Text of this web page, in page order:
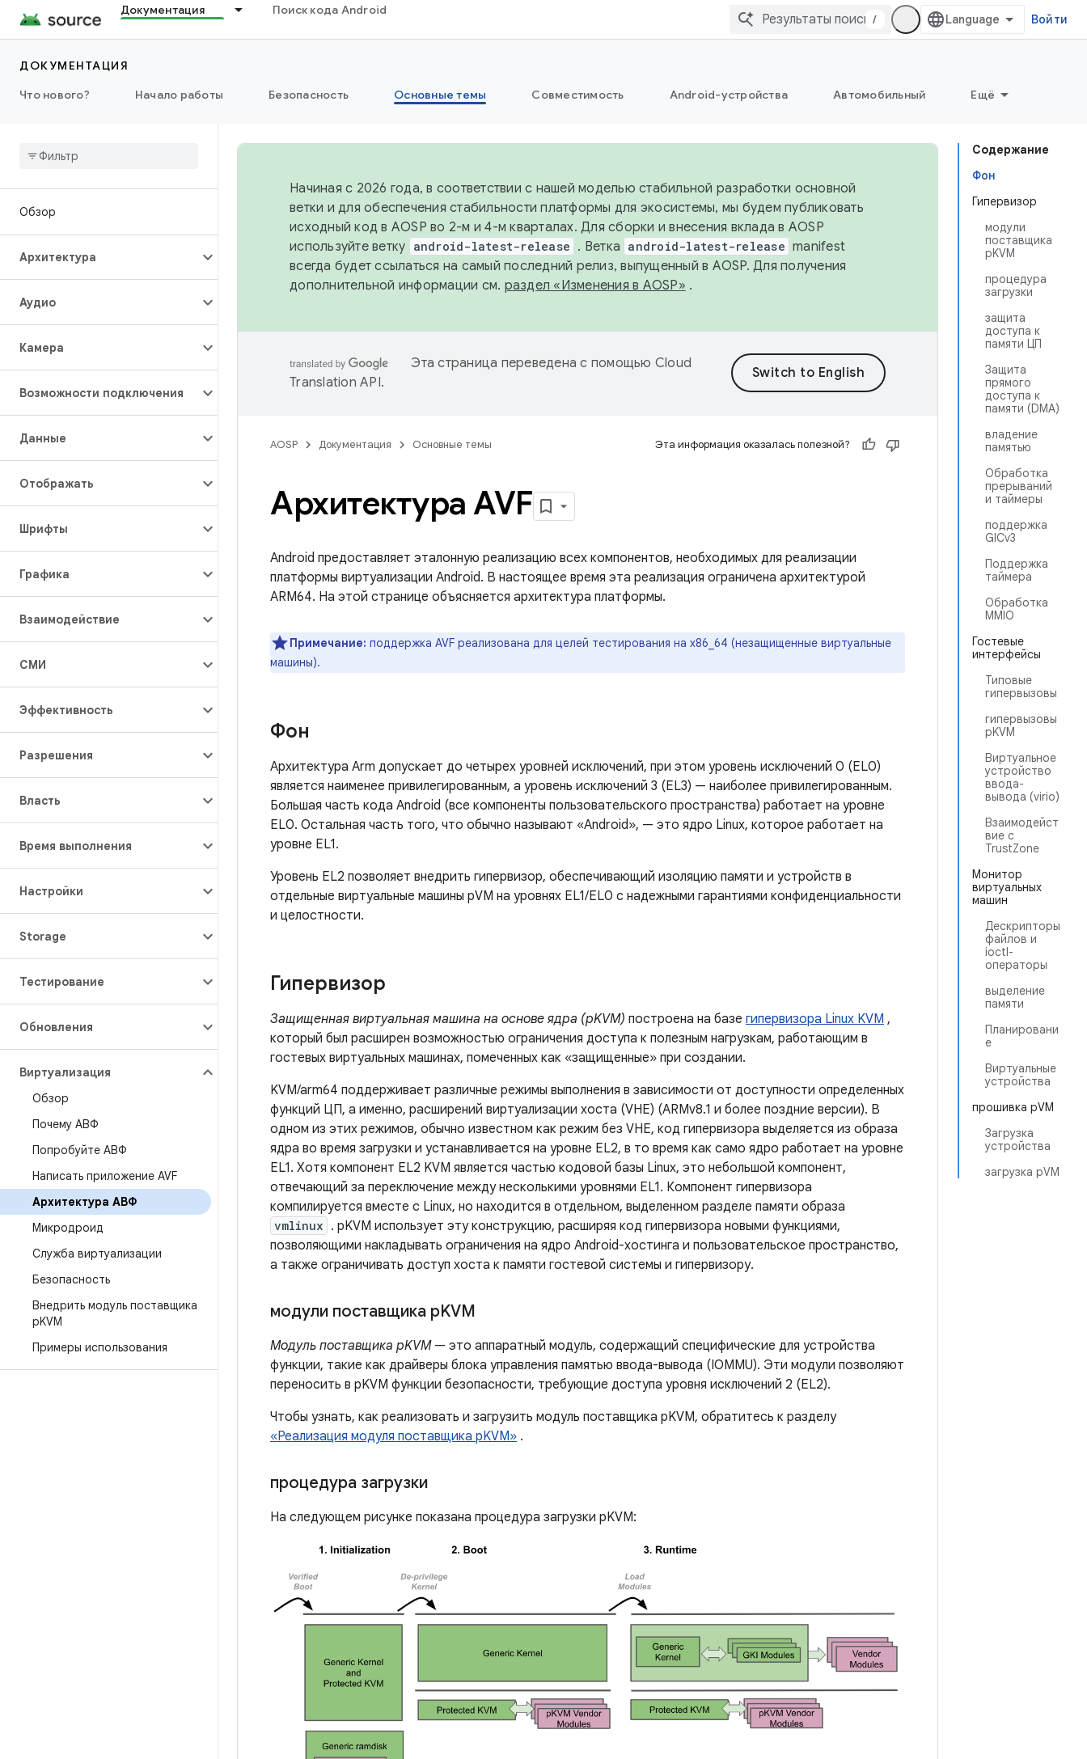
Документация Поиск кода Android
/ Войти
ДОКУМЕНТАЦИЯ
Что нового?
Начало работы Безопасность Основные темы Совместимость Android-устройства Автомобильный Ещё
Обзор
Архитектура
Аудио
Камера
Возможности подключения
Данные
Отображать
Шрифты
Графика
Взаимодействие
СМИ
Эффективность
Разрешения
Власть
Время выполнения
Настройки
Storage
Тестирование
Обновления
Виртуализация
Обзор
Почему АВФ
Попробуйте АВФ
Написать приложение AVF
Архитектура АВФ
Микродроид
Служба виртуализации
Безопасность
Внедрить модуль поставщика
pKVM
Примеры использования
Содержание
Фон
Гипервизор
модули
поставщика
pKVM
процедура
загрузки
защита
доступа к
памяти ЦП
Защита
прямого
доступа к
памяти (DMA)
владение
памятью
Обработка
прерываний
и таймеры
поддержка
GICv3
Поддержка
таймера
Обработка
MMIO
Гостевые
интерфейсы
Типовые
гипервызовы
гипервызовы
pKVM
Виртуальное
устройство
ввода-
вывода (virio)
Взаимодейст
вие с
TrustZone
Монитор
виртуальных
машин
Дескрипторы
файлов и
ioctl-
операторы
выделение
памяти
Планировани
е
Виртуальные
устройства
прошивка pVM
Загрузка
устройства
загрузка pVM
Начиная с 2026 года, в соответствии с нашей моделью стабильной разработки основной
ветки и для обеспечения стабильности платформы для экосистемы, мы будем публиковать
исходный код в AOSP во 2-м и 4-м кварталах. Для сборки и внесения вклада в AOSP
используйте ветку android-latest-release . Ветка android-latest-release manifest
всегда будет ссылаться на самый последний релиз, выпущенный в AOSP. Для получения
дополнительной информации см. раздел «Изменения в AOSP» .
Эта страница переведена с помощью Cloud
Translation API.
AOSP Документация Основные темы Эта информация оказалась полезной?
Архитектура AVF
Android предоставляет эталонную реализацию всех компонентов, необходимых для реализации
платформы виртуализации Android. В настоящее время эта реализация ограничена архитектурой
ARM64. На этой странице объясняется архитектура платформы.
Примечание: поддержка AVF реализована для целей тестирования на x86_64 (незащищенные виртуальные
машины).
Фон
Архитектура Arm допускает до четырех уровней исключений, при этом уровень исключений 0 (EL0)
является наименее привилегированным, а уровень исключений 3 (EL3) — наиболее привилегированным.
Большая часть кода Android (все компоненты пользовательского пространства) работает на уровне
EL0. Остальная часть того, что обычно называют «Android», — это ядро ​​Linux, которое работает на
уровне EL1.
Уровень EL2 позволяет внедрить гипервизор, обеспечивающий изоляцию памяти и устройств в
отдельные виртуальные машины pVM на уровнях EL1/EL0 с надежными гарантиями конфиденциальности
и целостности.
Гипервизор
Защищенная виртуальная машина на основе ядра (pKVM) построена на базе гипервизора Linux KVM ,
который был расширен возможностью ограничения доступа к полезным нагрузкам, работающим в
гостевых виртуальных машинах, помеченных как «защищенные» при создании.
KVM/arm64 поддерживает различные режимы выполнения в зависимости от доступности определенных
функций ЦП, а именно, расширений виртуализации хоста (VHE) (ARMv8.1 и более поздние версии). В
одном из этих режимов, обычно известном как режим без VHE, код гипервизора выделяется из образа
ядра во время загрузки и устанавливается на уровне EL2, в то время как само ядро ​​работает на уровне
EL1. Хотя компонент EL2 KVM является частью кодовой базы Linux, это небольшой компонент,
отвечающий за переключение между несколькими уровнями EL1. Компонент гипервизора
компилируется вместе с Linux, но находится в отдельном, выделенном разделе памяти образа
vmlinux . pKVM использует эту конструкцию, расширяя код гипервизора новыми функциями,
позволяющими накладывать ограничения на ядро ​​Android-хостинга и пользовательское пространство,
а также ограничивать доступ хоста к памяти гостевой системы и гипервизору.
модули поставщика pKVM
Модуль поставщика pKVM— это аппаратный модуль, содержащий специфические для устройства
функции, такие как драйверы блока управления памятью ввода-вывода (IOMMU). Эти модули позволяют
переносить в pKVM функции безопасности, требующие доступа уровня исключений 2 (EL2).
Чтобы узнать, как реализовать и загрузить модуль поставщика pKVM, обратитесь к разделу
«Реализация модуля поставщика pKVM» .
процедура загрузки
На следующем рисунке показана процедура загрузки pKVM: